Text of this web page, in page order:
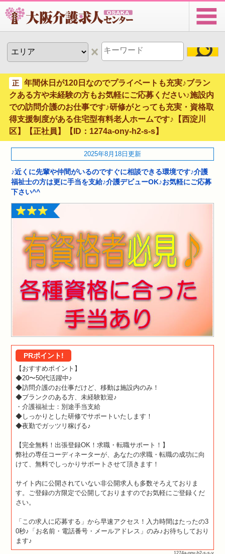
正
年間休日が120日なのでプライベートも充実♪ブラン
クある方や未経験の方もお気軽にご応募ください♪施設内
での訪問介護のお仕事です♪研修がとっても充実・資格取
得支援制度がある住宅型有料老人ホームです♪【西淀川
区】【正社員】【ID：1274a-ony-h2-s-s】
2025年8月18日更新
♪近くに先輩や仲間がいるのですぐに相談できる環境です♪介護
福祉士の方は更に手当を支給♪介護デビューOK♪お気軽にご応募
下さい^^
PRポイント!
【おすすめポイント】
◆20〜50代活躍中♪
◆訪問介護のお仕事だけど、移動は施設内のみ！
◆ブランクのある方、未経験歓迎♪
・介護福祉士：別途手当支給
◆しっかりとした研修でサポートいたします！
◆夜勤でガッツリ稼げる♪
【完全無料！出張登録OK！求職・転職サポート！】
弊社の専任コーディネーターが、あなたの求職・転職の成功に向
けて、無料でしっかりサポートさせて頂きます！
サイト内に公開されていない非公開求人も多数そろえておりま
す。ご登録の方限定で公開しておりますのでお気軽にご登録くだ
さい。
「この求人に応募する」から早速アクセス！入力時間はたったの3
0秒♪「お名前・電話番号・メールアドレス」のみ♪お待ちしており
ます♪
1274a-ony-h2-s-s-y